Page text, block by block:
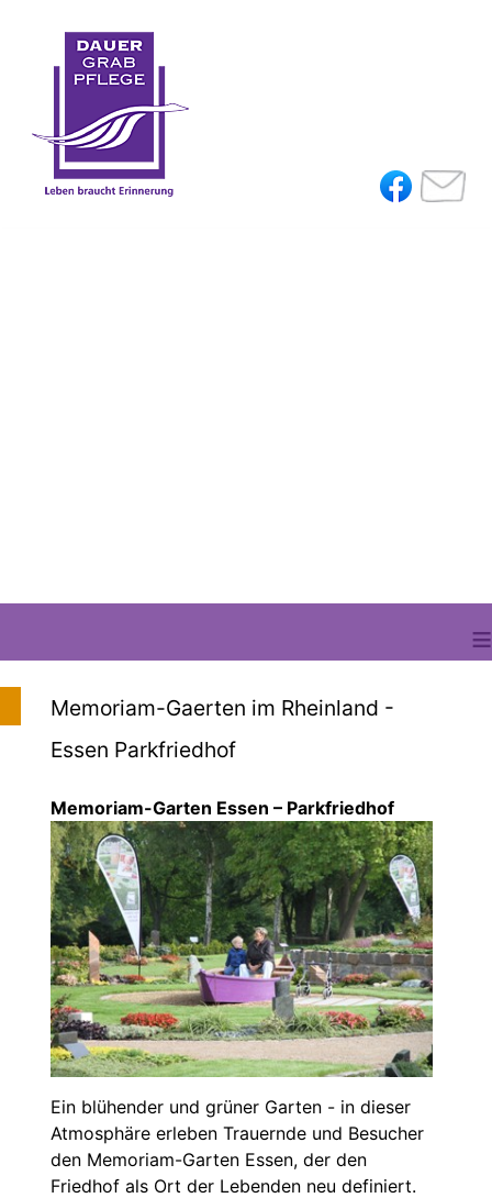
≡
Memoriam-Gaerten im Rheinland -
Essen Parkfriedhof
Memoriam-Garten Essen – Parkfriedhof
Ein blühender und grüner Garten - in dieser
Atmosphäre erleben Trauernde und Besucher
den Memoriam-Garten Essen, der den
Friedhof als Ort der Lebenden neu definiert.